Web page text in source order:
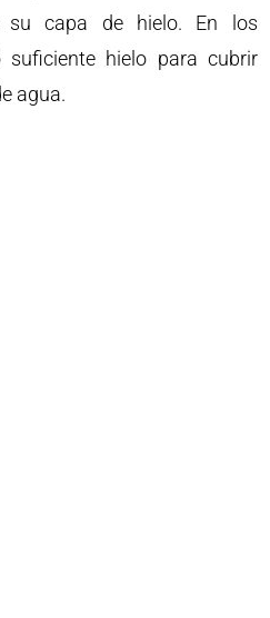
su capa de hielo. En los
hielo para cubrir
agua.